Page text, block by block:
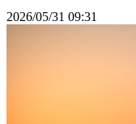
2026/05/31 09:31